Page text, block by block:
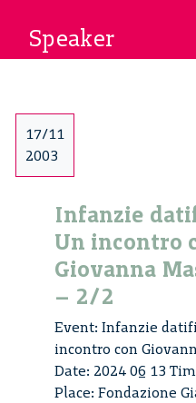
Speaker
17/11
2003
Infanzie
Un incontro
Giovanna
– 2/2
Event: Infanzie
incontro con
Date: 2024 06 13
Place: Fondazione